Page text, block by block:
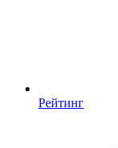
Рейтинг